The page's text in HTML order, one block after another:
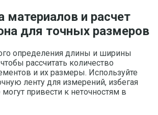
материалов и расчет
для точных размеров
определения длины и ширины
рассчитать количество
и их размеры. Используйте
ленту для измерений, избегая
привести к неточностям в